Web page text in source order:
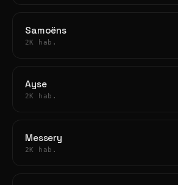
Samoëns
2K hab.
Ayse
2K hab.
Messery
2K hab.